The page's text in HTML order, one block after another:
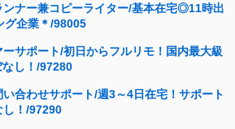
ンナー兼コピーライター/基本在宅◎11時出
グ企業＊/98005
ーサポート/初日からフルリモ！国内最大級
し！/97280
い合わせサポート/週3～4日在宅！サポート
し！/97290